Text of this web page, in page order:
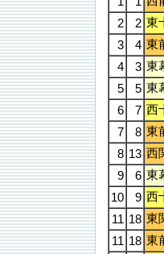
2
2 東
3
4 東
4
3 東
5
5 東
6
7 西
7
8 東
8 13 西
9
6 東
10
9 西
11 18 東
11 18 東